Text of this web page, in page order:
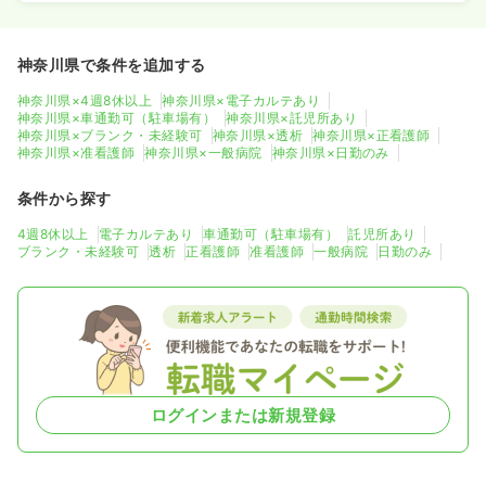
神奈川県で条件を追加する
神奈川県×4週8休以上
神奈川県×電子カルテあり
神奈川県×車通勤可（駐車場有）
神奈川県×託児所あり
神奈川県×ブランク・未経験可
神奈川県×透析
神奈川県×正看護師
神奈川県×准看護師
神奈川県×一般病院 神奈川県×日勤のみ
条件から探す
4週8休以上 電子カルテあり 車通勤可（駐車場有）
託児所あり
ブランク・未経験可
透析 正看護師 准看護師 一般病院 日勤のみ
ログインまたは新規登録